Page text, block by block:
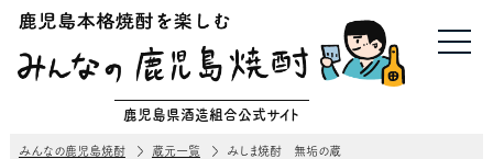
鹿児島県酒造組合公式サイト
みんなの鹿児島焼酎 蔵元一覧 みしま焼酎 無垢の蔵